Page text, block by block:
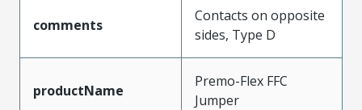
comments
Contacts on opposite
sides, Type D
productName
Premo-Flex FFC
Jumper